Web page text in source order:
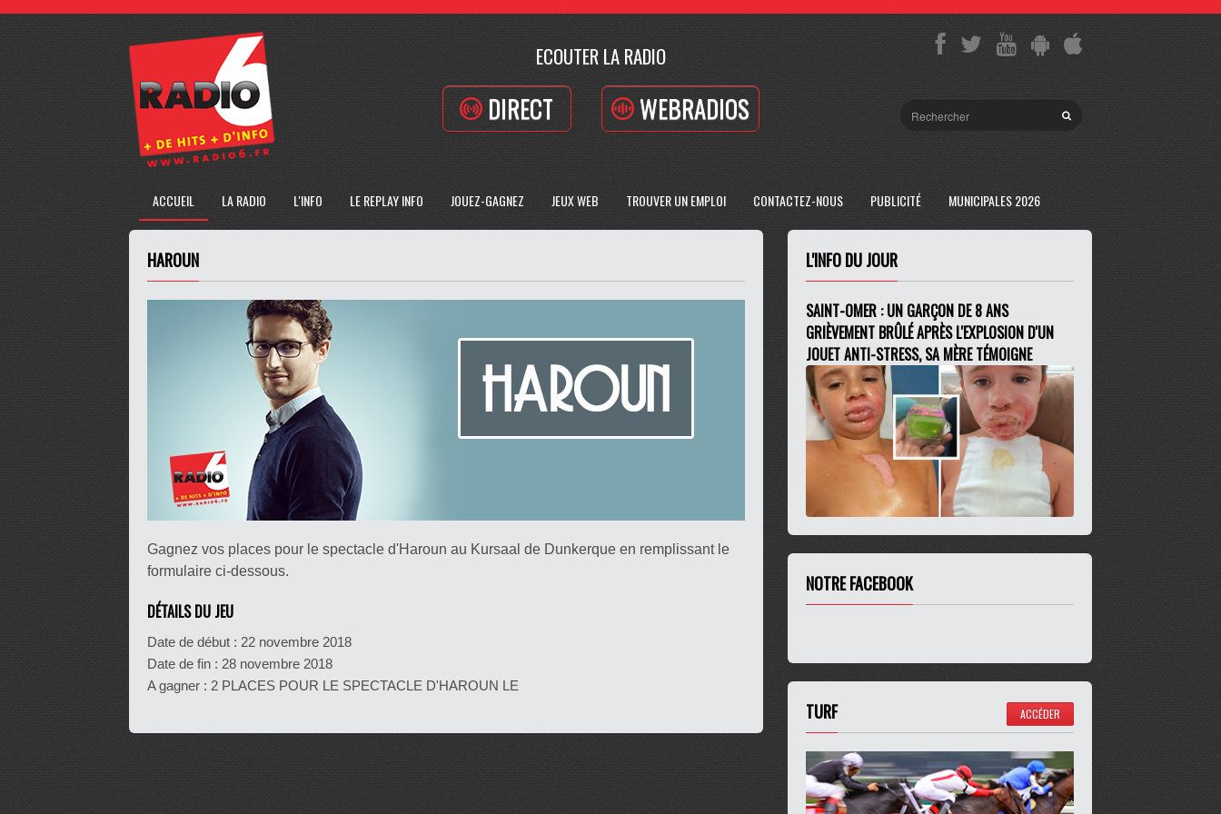
ECOUTER LA RADIO
DIRECT WEBRADIOS
ACCUEIL LA RADIO L'INFO LE REPLAY INFO JOUEZ-GAGNEZ JEUX WEB TROUVER UN EMPLOI CONTACTEZ-NOUS PUBLICITÉ MUNICIPALES 2026
HAROUN
Gagnez vos places pour le spectacle d'Haroun au Kursaal de Dunkerque en remplissant le
formulaire ci-dessous.
DÉTAILS DU JEU
Date de début : 22 novembre 2018
Date de fin : 28 novembre 2018
A gagner : 2 PLACES POUR LE SPECTACLE D'HAROUN LE
L'INFO DU JOUR
SAINT-OMER : UN GARÇON DE 8 ANS
GRIÈVEMENT BRÛLÉ APRÈS L'EXPLOSION D'UN
JOUET ANTI-STRESS, SA MÈRE TÉMOIGNE
NOTRE FACEBOOK
TURF ACCÉDER